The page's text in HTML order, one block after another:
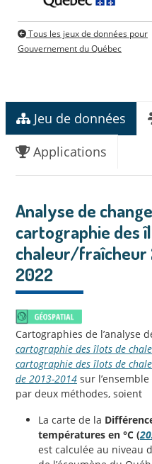
Tous les jeux de données pour
Gouvernement du Québec
Jeu de données
Applications
Analyse de
cartographie des
chaleur/fraîcheur
2022
Cartographies de l’analyse
cartographie des îlots de
cartographie des îlots de
de 2013-2014 sur
par deux méthodes, soient
La carte de la
températures en °C (
est calculée au niveau